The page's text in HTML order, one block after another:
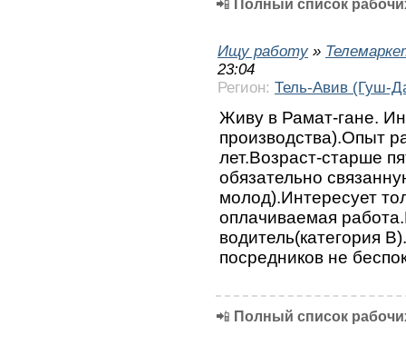
📲 Полный список
Ищу работу »
23:04
Регион: Тель-Авив (Гуш-
Живу в Рамат-гане.
производства).Опыт
лет.Возраст-старше
обязательно
молод).Интересует
оплачиваемая
водитель(категория
посредников не
📲 Полный список